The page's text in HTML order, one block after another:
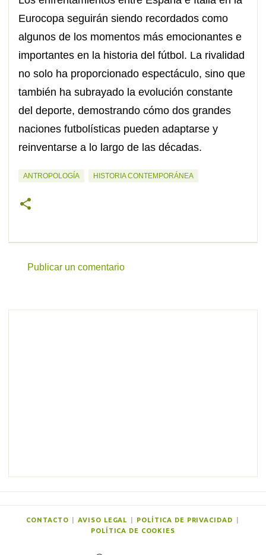
Eurocopa seguirán siendo recordados como
algunos de los momentos más emocionantes e
importantes en la historia del fútbol. La rivalidad
no solo ha proporcionado espectáculo, sino que
también ha subrayado la evolución constante
del deporte, demostrando cómo dos grandes
naciones futbolísticas pueden adaptarse y
reinventarse a lo largo de las décadas.
ANTROPOLOGÍA HISTORIA CONTEMPORÁNEA
Publicar un comentario
CONTACTO AVISO LEGAL POLÍTICA DE PRIVACIDAD
POLÍTICA DE COOKIES